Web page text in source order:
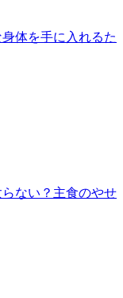
体を手に入れるた
ない？主食のやせ